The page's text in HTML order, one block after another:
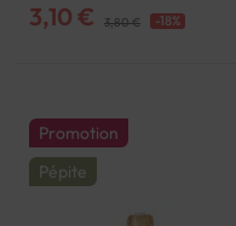
3,10 € 3,80 € -18%
Promotion
Pépite